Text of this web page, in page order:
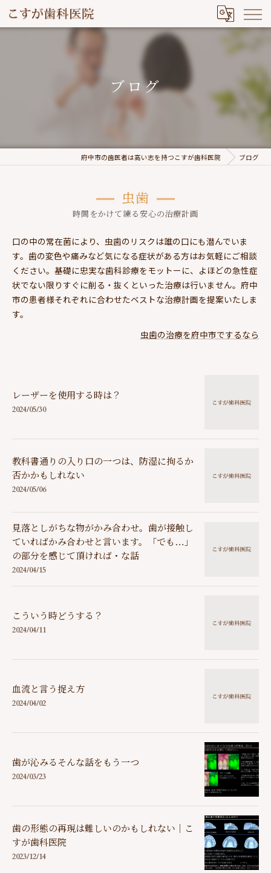
ブログ
府中市の歯医者は高い志を持つこすが歯科医院 ブログ
虫歯
時間をかけて練る安心の治療計画
口の中の常在菌により、虫歯のリスクは誰の口にも潜んでいま
す。歯の変色や痛みなど気になる症状がある方はお気軽にご相談
ください。基礎に忠実な歯科診療をモットーに、よほどの急性症
状でない限りすぐに削る・抜くといった治療は行いません。府中
市の患者様それぞれに合わせたベストな治療計画を提案いたしま
す。
虫歯の治療を府中市でするなら
レーザーを使用する時は？
2024/05/30
教科書通りの入り口の一つは、防湿に拘るか
否かかもしれない
2024/05/06
見落としがちな物がかみ合わせ。歯が接触し
ていればかみ合わせと言います。「でも…」
の部分を感じて頂ければ・な話
2024/04/15
こういう時どうする？
2024/04/11
血流と言う捉え方
2024/04/02
歯が沁みるそんな話をもう一つ
2024/03/23
歯の形態の再現は難しいのかもしれない｜こ
すが歯科医院
2023/12/14